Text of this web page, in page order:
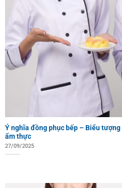
Ý nghĩa đồng phục bếp – Biểu
ẩm thực
27/09/2025